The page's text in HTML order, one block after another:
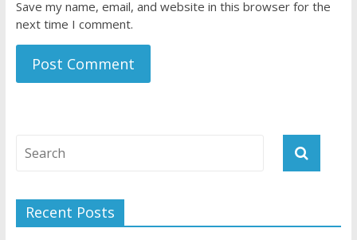
Save my name, email, and website in this browser for the
next time I comment.
Recent Posts